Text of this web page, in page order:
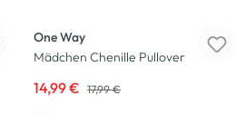
One Way
Mädchen Chenille Pullover
14,99 € 17,99 €